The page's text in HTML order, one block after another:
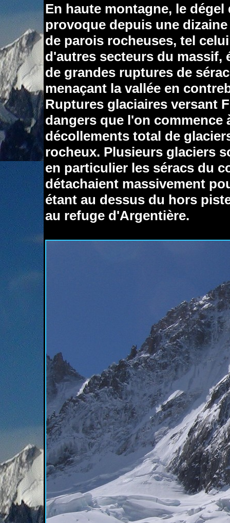
En haute montagne, le
provoque depuis une
de parois rocheuses, tel
d'autres secteurs du massif,
de grandes ruptures de
menaçant la vallée en
Ruptures glaciaires versant
dangers que l'on commence
décollements total de
rocheux. Plusieurs glaciers
en particulier les séracs du
détachaient massivement
étant au dessus du hors
au refuge d'Argentière.